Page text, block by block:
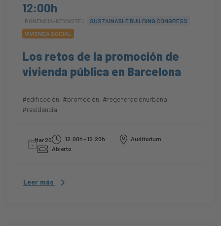
12:00h
PONENCIA-KEYNOTE |
SUSTAINABLE BUILDING CONGRESS
VIVIENDA SOCIAL
Los retos de la promoción de
vivienda pública en Barcelona
#edificación, #promoción, #regeneraciónurbana,
#residencial
Mar 20 12:00h - 12:20h
Auditorium
Abierto
Leer más